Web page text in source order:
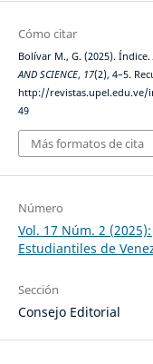
Cómo citar
Bolívar M., G. (2025). Índice.
AND SCIENCE, 17(2), 4–5.
http://revistas.upel.edu.ve/
49
Más formatos de cita
Número
Vol. 17 Núm. 2
Estudiantiles de
Sección
Consejo Editorial